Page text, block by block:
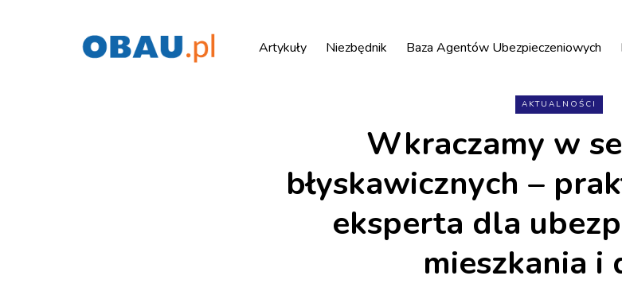
Artykuły Niezbędnik Baza Agentów Ubezpieczeniowych
AKTUALNOŚCI
Wkraczamy w
błyskawicznych –
eksperta dla
mieszkania i